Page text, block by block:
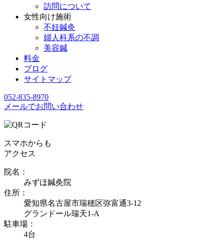
訪問について
女性向け施術
不妊鍼灸
婦人科系の不調
美容鍼
料金
ブログ
サイトマップ
052-835-8970
メールでお問い合わせ
スマホからも
アクセス
院名：
みずほ鍼灸院
住所：
愛知県名古屋市瑞穂区弥富通3-12
グランドール瑞天1-A
駐車場：
4台